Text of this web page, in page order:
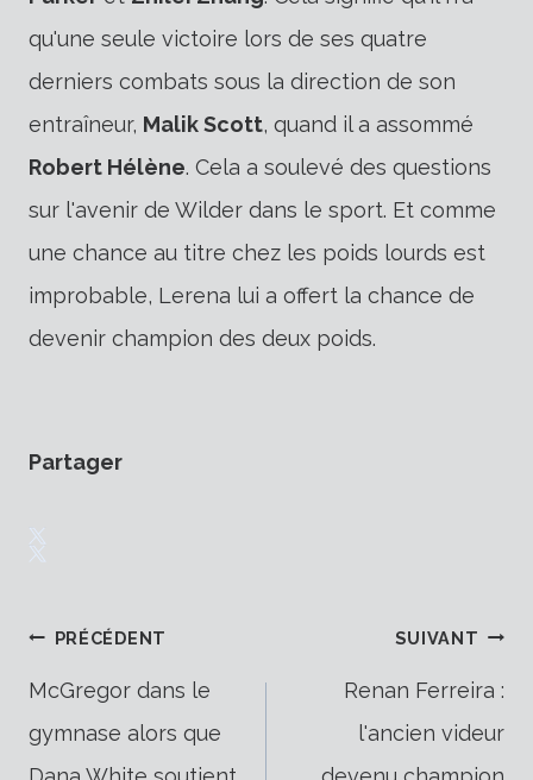
qu'une seule victoire lors de ses quatre
derniers combats sous la direction de son
entraîneur, Malik Scott, quand il a assommé
Robert Hélène. Cela a soulevé des questions
sur l'avenir de Wilder dans le sport. Et comme
une chance au titre chez les poids lourds est
improbable, Lerena lui a offert la chance de
devenir champion des deux poids.
Partager
Navigation
PRÉCÉDENT
McGregor dans le
gymnase alors que
SUIVANT
Renan Ferreira :
l'ancien videur